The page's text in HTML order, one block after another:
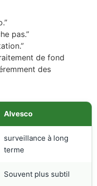
pas.”
de fond
des
Alvesco
surveillance à long
terme
Souvent plus subtil